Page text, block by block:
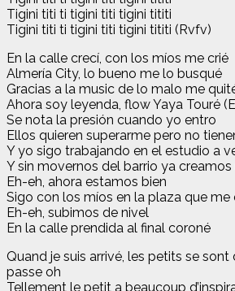
Tigini titi ti tigini titi tigini tititi
Tigini titi ti tigini titi tigini tititi (Rvfv)
En la calle crecí, con los míos me crié
Almería City, lo bueno me lo busqué
Gracias a la music de lo malo me
Ahora soy leyenda, flow Yaya Touré
Se nota la presión cuando yo еntro
Ellos quieren superarmе pero no
Y yo sigo trabajando en el estudio a
Y sin movernos del barrio ya
Eh-eh, ahora estamos bien
Sigo con los míos en la plaza que me
Eh-eh, subimos de nivel
En la calle prendida al final coroné
Quand je suis arrivé, les petits se
passe oh
Tellement le petit a beaucoup